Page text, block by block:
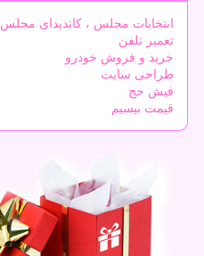
انتخابات مجلس ، کاندیدای مجلس
تعمیر تلفن
خرید و فروش خودرو
طراحی سایت
فیش حج
قیمت بیسیم